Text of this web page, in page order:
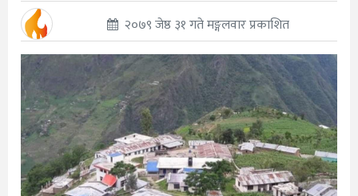
२०७९ जेष्ठ ३१ गते मङ्गलवार प्रकाशित